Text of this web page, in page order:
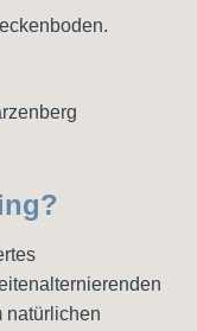
natürlichen